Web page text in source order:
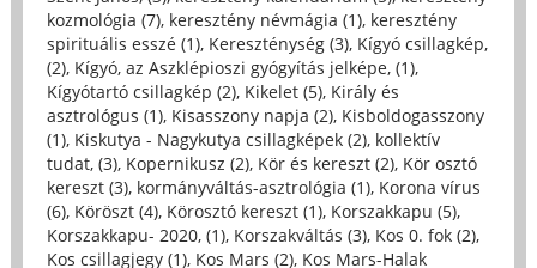
kozmológia (7), keresztény névmágia (1), keresztény
spirituális esszé (1), Kereszténység (3), Kígyó csillagkép,
(2), Kígyó, az Aszklépioszi gyógyítás jelképe, (1),
Kígyótartó csillagkép (2), Kikelet (5), Király és
asztrológus (1), Kisasszony napja (2), Kisboldogasszony
(1), Kiskutya - Nagykutya csillagképek (2), kollektív
tudat, (3), Kopernikusz (2), Kör és kereszt (2), Kör osztó
kereszt (3), kormányváltás-asztrológia (1), Korona vírus
(6), Köröszt (4), Körosztó kereszt (1), Korszakkapu (5),
Korszakkapu- 2020, (1), Korszakváltás (3), Kos 0. fok (2),
Kos csillagjegy (1), Kos Mars (2), Kos Mars-Halak